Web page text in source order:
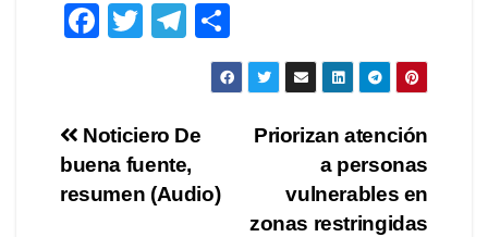
F
e
b
o
T
er
T
el
gr
a
m
o
m
Navegación
de
Priorizan atención
a personas
vulnerables en
zonas restringidas
Noticiero De
buena fuente,
resumen (Audio)